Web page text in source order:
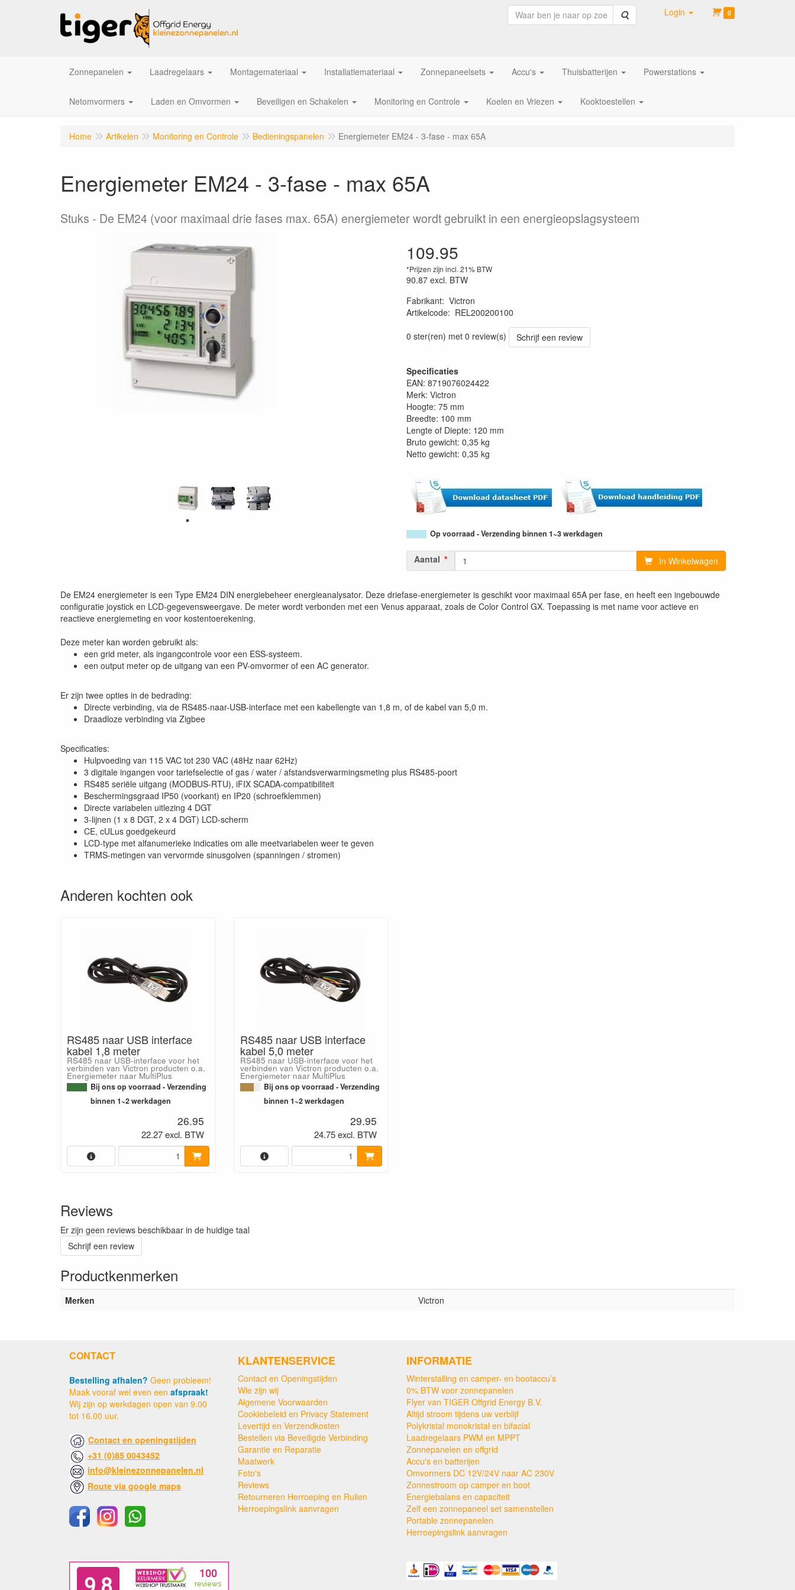
Zoeken Login 0
Zonnepanelen Laadregelaars Montagemateriaal Installatiemateriaal Zonnepaneelsets Accu's Thuisbatterijen Powerstations
Netomvormers Laden en Omvormen Beveiligen en Schakelen Monitoring en Controle Koelen en Vriezen Kooktoestellen
Home Artikelen Monitoring en Controle Bedieningspanelen Energiemeter EM24 - 3-fase - max 65A
Energiemeter EM24 - 3-fase - max 65A
Stuks De EM24 (voor maximaal drie fases max. 65A) energiemeter wordt gebruikt in een energieopslagsysteem
109.95
*Prijzen zijn incl. 21% BTW
90.87 excl. BTW
Fabrikant: Victron
Artikelcode: REL200200100
0 ster(ren) met 0 review(s)
Schrijf een review
Specificaties
EAN: 8719076024422
Merk: Victron
Hoogte: 75 mm
Breedte: 100 mm
Lengte of Diepte: 120 mm
Bruto gewicht: 0,35 kg
Netto gewicht: 0,35 kg
Op voorraad - Verzending binnen 1~3 werkdagen
Aantal In Winkelwagen
De EM24 energiemeter is een Type EM24 DIN energiebeheer energieanalysator. Deze driefase-energiemeter is geschikt voor maximaal 65A per fase, en heeft een ingebouwde
configuratie joystick en LCD-gegevensweergave. De meter wordt verbonden met een Venus apparaat, zoals de Color Control GX. Toepassing is met name voor actieve en
reactieve energiemeting en voor kostentoerekening.
Deze meter kan worden gebruikt als:
een grid meter, als ingangcontrole voor een ESS-systeem.
een output meter op de uitgang van een PV-omvormer of een AC generator.
Er zijn twee opties in de bedrading:
Directe verbinding, via de RS485-naar-USB-interface met een kabellengte van 1,8 m, of de kabel van 5,0 m.
Draadloze verbinding via Zigbee
Specificaties:
Hulpvoeding van 115 VAC tot 230 VAC (48Hz naar 62Hz)
3 digitale ingangen voor tariefselectie of gas / water / afstandsverwarmingsmeting plus RS485-poort
RS485 seriële uitgang (MODBUS-RTU), iFIX SCADA-compatibiliteit
Beschermingsgraad IP50 (voorkant) en IP20 (schroefklemmen)
Directe variabelen uitlezing 4 DGT
3-lijnen (1 x 8 DGT, 2 x 4 DGT) LCD-scherm
CE, cULus goedgekeurd
LCD-type met alfanumerieke indicaties om alle meetvariabelen weer te geven
TRMS-metingen van vervormde sinusgolven (spanningen / stromen)
Anderen kochten ook
RS485 naar USB interface
kabel 1,8 meter
RS485 naar USB-interface voor het
verbinden van Victron producten o.a.
Energiemeter naar MultiPlus
Bij ons op voorraad - Verzending
binnen 1~2 werkdagen
26.95
22.27 excl. BTW
RS485 naar USB interface
kabel 5,0 meter
RS485 naar USB-interface voor het
verbinden van Victron producten o.a.
Energiemeter naar MultiPlus
Bij ons op voorraad - Verzending
binnen 1~2 werkdagen
29.95
24.75 excl. BTW
Reviews
Er zijn geen reviews beschikbaar in de huidige taal
Schrijf een review
Productkenmerken
Merken Victron
CONTACT
Bestelling afhalen? Geen probleem!
Maak vooraf wel even een afspraak!
Wij zijn op werkdagen open van 9.00
tot 16.00 uur.
Contact en openingstijden
+31 (0)85 0043452
info@kleinezonnepanelen.nl
Route via google maps
KLANTENSERVICE
Contact en Openingstijden
Wie zijn wij
Algemene Voorwaarden
Cookiebeleid en Privacy Statement
Levertijd en Verzendkosten
Bestellen via Beveiligde Verbinding
Garantie en Reparatie
Maatwerk
Foto's
Reviews
Retourneren Herroeping en Ruilen
Herroepingslink aanvragen
INFORMATIE
Winterstalling en camper- en bootaccu’s
0% BTW voor zonnepanelen
Flyer van TIGER Offgrid Energy B.V.
Altijd stroom tijdens uw verblijf
Polykristal monokristal en bifacial
Laadregelaars PWM en MPPT
Zonnepanelen en offgrid
Accu's en batterijen
Omvormers DC 12V/24V naar AC 230V
Zonnestroom op camper en boot
Energiebalans en capaciteit
Zelf een zonnepaneel set samenstellen
Portable zonnepanelen
Herroepingslink aanvragen